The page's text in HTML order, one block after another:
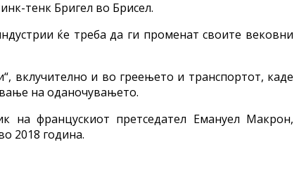
тенк Бригел во Брисел.
ќе треба да ги променат своите вековни
вклучително и во греењето и транспортот, каде
на оданочувањето.
на францускиот претседател Емануел Макрон,
2018 година.